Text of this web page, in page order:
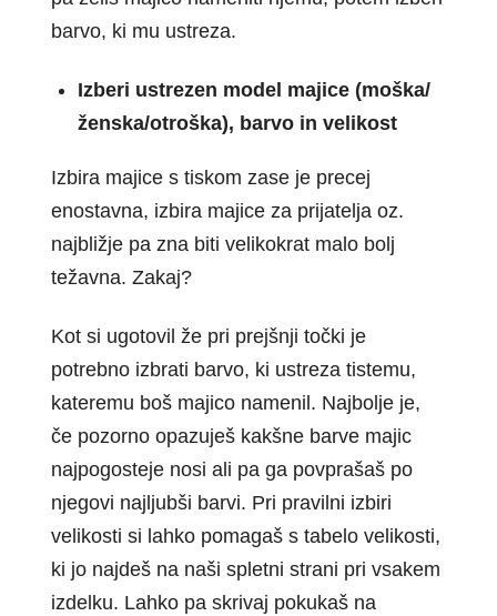
barvo, ki mu ustreza.
Izberi ustrezen model majice (moška/
ženska/otroška), barvo in velikost
Izbira majice s tiskom zase je precej
enostavna, izbira majice za prijatelja oz.
najbližje pa zna biti velikokrat malo bolj
težavna. Zakaj?
Kot si ugotovil že pri prejšnji točki je
potrebno izbrati barvo, ki ustreza tistemu,
kateremu boš majico namenil. Najbolje je,
če pozorno opazuješ kakšne barve majic
najpogosteje nosi ali pa ga povprašaš po
njegovi najljubši barvi. Pri pravilni izbiri
velikosti si lahko pomagaš s tabelo velikosti,
ki jo najdeš na naši spletni strani pri vsakem
izdelku. Lahko pa skrivaj pokukaš na